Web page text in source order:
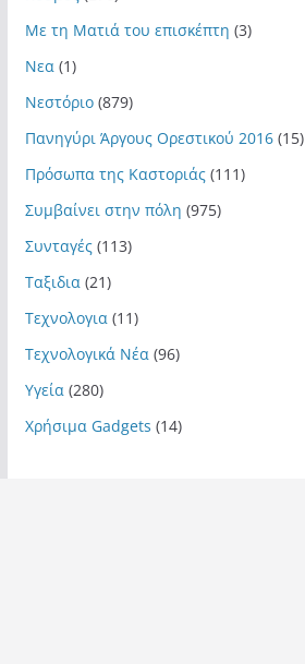
Με τη Ματιά του επισκέπτη (3)
Νεα(1)
Νεστόριο(879)
Πανηγύρι Άργους Ορεστικού 2016(15)
Πρόσωπα της Καστοριάς(111)
Συμβαίνει στην πόλη (975)
Συνταγές(113)
Ταξιδια(21)
Τεχνολογια(11)
Τεχνολογικά Νέα(96)
Υγεία(280)
Χρήσιμα Gadgets (14)